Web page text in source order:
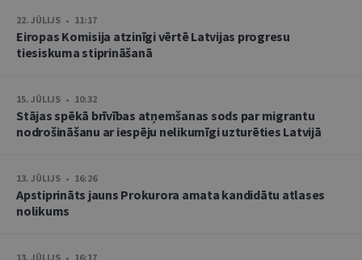
22. JŪLIJS • 11:17
Eiropas Komisija atzinīgi vērtē Latvijas progresu
tiesiskuma stiprināšanā
15. JŪLIJS • 10:32
Stājas spēkā brīvības atņemšanas sods par migrantu
nodrošināšanu ar iespēju nelikumīgi uzturēties Latvijā
13. JŪLIJS • 16:26
Apstiprināts jauns Prokurora amata kandidātu atlases
nolikums
13. JŪLIJS • 16:17